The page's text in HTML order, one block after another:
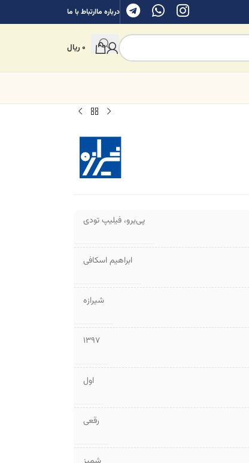
درباره ماارتباط با ما
0ریال
پی‌یرو،فیلیپ تودی
ابراهیم اسکافی
شیرازه
1397
اول
رقعی